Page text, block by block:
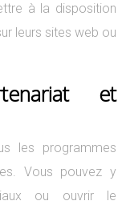
à la disposition
leurs sites web ou
et
les programmes
Vous pouvez y
ou ouvrir le